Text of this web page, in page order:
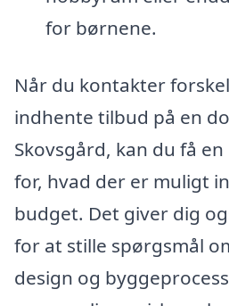
for børnene.
Når du kontakter
indhente tilbud på en
Skovsgård, kan du få
for, hvad der er muligt
budget. Det giver dig
for at stille spørgsmål
design og